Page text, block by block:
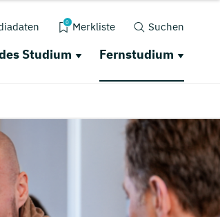
0 Merkliste Suchen
Studium Fernstudium